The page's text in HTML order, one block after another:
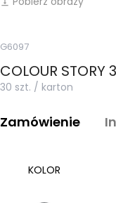
vertical_align_bottom
G6097
COLOUR STORY
30 szt. / karton
Zamówienie
KOLOR